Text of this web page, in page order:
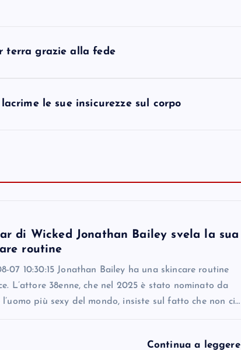
terra grazie alla fede
le sue insicurezze sul corpo
di Wicked Jonathan Bailey svela la sua
routine
07 10:30:15 Jonathan Bailey ha una skincare routine
L’attore 38enne, che nel 2025 è stato nominato da
l’uomo più sexy del mondo, insiste sul fatto che non ci…
Continua a leggere